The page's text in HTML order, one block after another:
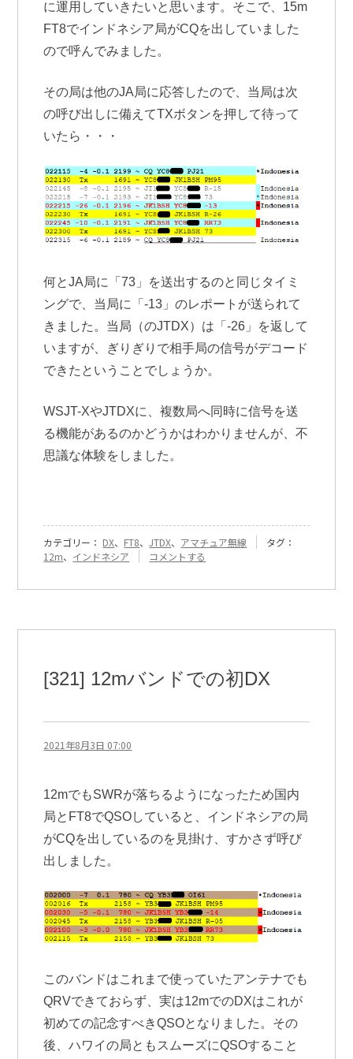
に運用していきたいと思います。そこで、15m
FT8でインドネシア局がCQを出していました
ので呼んでみました。
その局は他のJA局に応答したので、当局は次
の呼び出しに備えてTXボタンを押して待って
いたら・・・
何とJA局に「73」を送出するのと同じタイミ
ングで、当局に「-13」のレポートが送られて
きました。当局（のJTDX）は「-26」を返して
いますが、ぎりぎりで相手局の信号がデコード
できたということでしょうか。
WSJT-XやJTDXに、複数局へ同時に信号を送
る機能があるのかどうかはわかりませんが、不
思議な体験をしました。
カテゴリー： DX、 FT8、JTDX、 アマチュア無線
タグ：
12m、 インドネシア
『[325]
な
コメントする
[321] 12mバンドでの初DX
2021年8月3日 07:00
12mでもSWRが落ちるようになったため国内
局とFT8でQSOしていると、インドネシアの局
がCQを出しているのを見掛け、すかさず呼び
出しました。
このバンドはこれまで使っていたアンテナでも
QRVできておらず、実は12mでのDXはこれが
初めての記念すべきQSOとなりました。その
後、ハワイの局ともスムーズにQSOすること